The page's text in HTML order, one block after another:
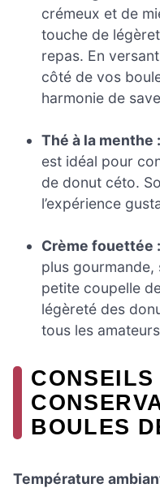
crémeux et de
touche de
repas. En
côté de vos
harmonie de
Thé à la menthe :
est idéal pour
de donut céto.
l’expérience
Crème fouettée :
plus
petite coupelle
légèreté des
tous les
CONSEILS
BOULES
Température